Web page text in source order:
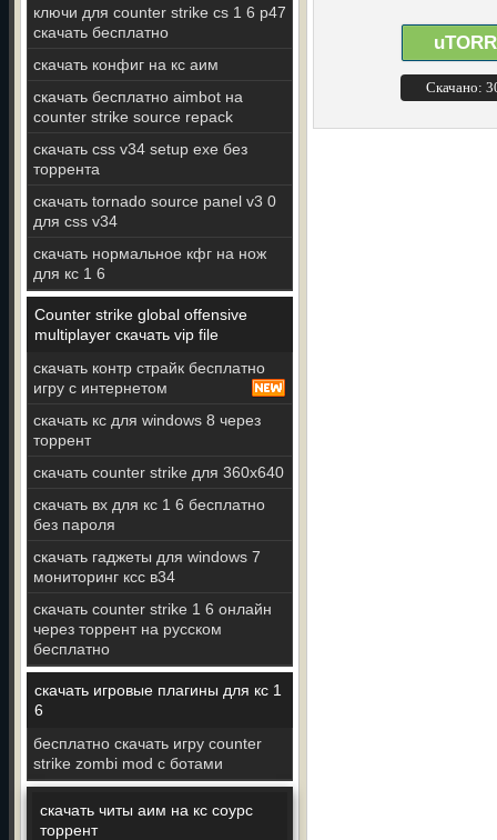
ключи для counter strike cs 1 6 p47
скачать бесплатно
скачать конфиг на кс аим
скачать бесплатно aimbot на
counter strike source repack
скачать css v34 setup exe без
торрента
скачать tornado source panel v3 0
для css v34
скачать нормальное кфг на нож
для кс 1 6
Counter strike global offensive
multiplayer скачать vip file
скачать контр страйк бесплатно
игру с интернетом
скачать кс для windows 8 через
торрент
скачать counter strike для 360x640
скачать вх для кс 1 6 бесплатно
без пароля
скачать гаджеты для windows 7
мониторинг ксс в34
скачать counter strike 1 6 онлайн
через торрент на русском
бесплатно
скачать игровые плагины для кс 1
6
бесплатно скачать игру counter
strike zombi mod с ботами
скачать читы аим на кс соурс
торрент
Скачано: